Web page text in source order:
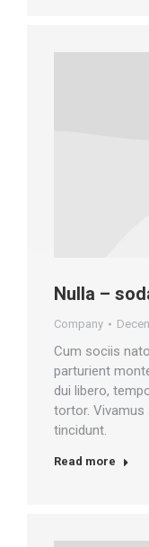
Nulla –
Company
Cum sociis
parturient
dui libero,
tortor. Vivamus
tincidunt.
Read more